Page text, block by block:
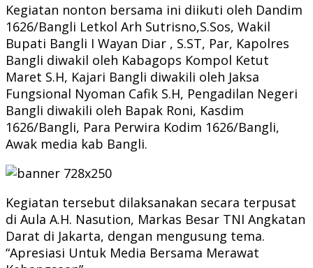
Kegiatan nonton bersama ini diikuti oleh Dandim
1626/Bangli Letkol Arh Sutrisno,S.Sos, Wakil
Bupati Bangli I Wayan Diar , S.ST, Par, Kapolres
Bangli diwakil oleh Kabagops Kompol Ketut
Maret S.H, Kajari Bangli diwakili oleh Jaksa
Fungsional Nyoman Cafik S.H, Pengadilan Negeri
Bangli diwakili oleh Bapak Roni, Kasdim
1626/Bangli, Para Perwira Kodim 1626/Bangli,
Awak media kab Bangli.
Kegiatan tersebut dilaksanakan secara terpusat
di Aula A.H. Nasution, Markas Besar TNI Angkatan
Darat di Jakarta, dengan mengusung tema.
“Apresiasi Untuk Media Bersama Merawat